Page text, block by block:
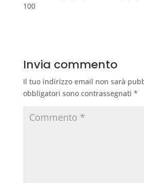
100
Invia commento
Il tuo indirizzo email non sarà
obbligatori sono contrassegnati *